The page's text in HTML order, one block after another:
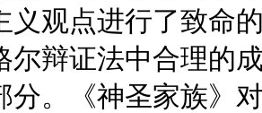
义观点进行了致命
尔辩证法中合理的
分。《神圣家族》